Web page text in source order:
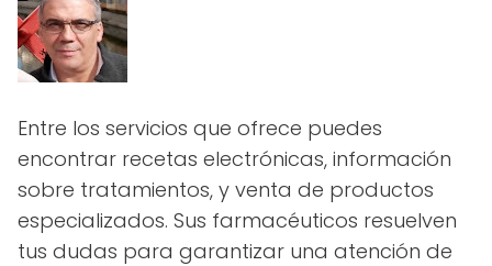
Entre los servicios que ofrece puedes
encontrar recetas electrónicas, información
sobre tratamientos, y venta de productos
especializados. Sus farmacéuticos resuelven
tus dudas para garantizar una atención de